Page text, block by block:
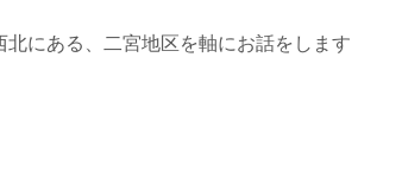
にある、二宮地区を軸にお話をします